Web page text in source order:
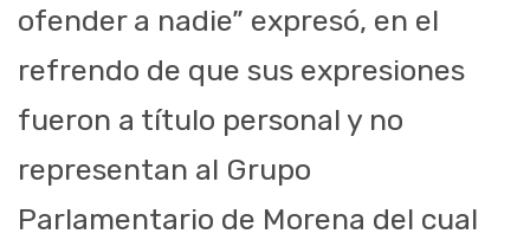
ofender a nadie” expresó, en el
refrendo de que sus expresiones
fueron a título personal y no
representan al Grupo
Parlamentario de Morena del cual